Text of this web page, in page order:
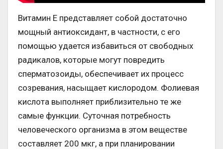
Витамин Е представляет собой достаточно
мощный антиоксидант, в частности, с его
помощью удается избавиться от свободных
радикалов, которые могут повредить
сперматозоиды, обеспечивает их процесс
созревания, насыщает кислородом. Фолиевая
кислота выполняет приблизительно те же
самые функции. Суточная потребность
человеческого организма в этом веществе
составляет 200 мкг, а при планировании